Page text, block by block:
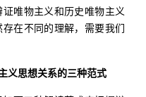
唯物主义和历史唯物主义
在不同的理解，需要我们
义思想关系的三种范式